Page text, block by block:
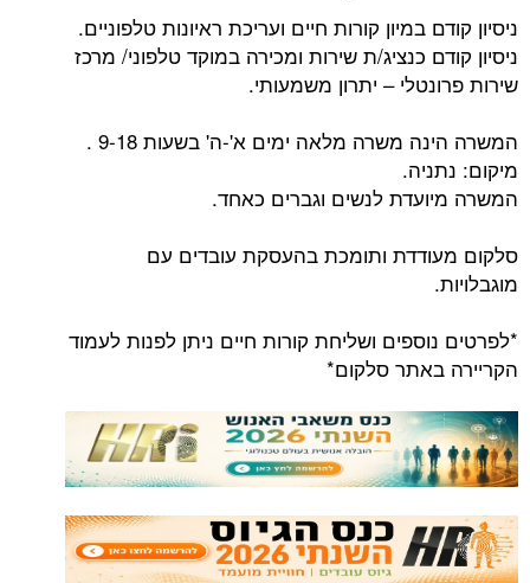
במיון קורות חיים ועריכת ראיונות טלפוניים.
כנציג/ת שירות ומכירה במוקד טלפוני/ מרכז
– יתרון משמעותי.
משרה מלאה ימים א'-ה' בשעות 9-18 .
לנשים וגברים כאחד.
ותומכת בהעסקת עובדים עם
ושליחת קורות חיים ניתן לפנות לעמוד
סלקום*